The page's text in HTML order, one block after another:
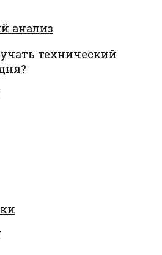
анализ
технический